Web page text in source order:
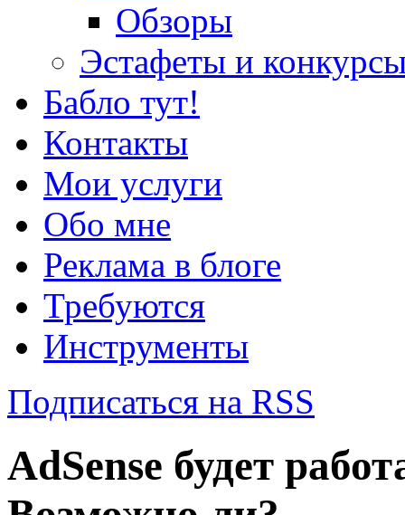
Обзоры
Эстафеты и
Бабло тут!
Контакты
Мои услуги
Обо мне
Реклама в блоге
Требуются
Инструменты
Подписаться на RSS
AdSense будет